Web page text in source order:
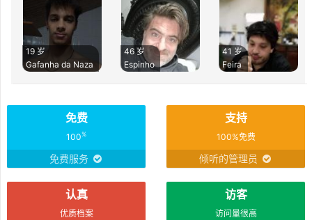
19 岁
Gafanha da Naza
46 岁
Espinho
41 岁
Feira
免费
100%
免费服务
支持
100%免费
倾听的管理员
认真
优质档案
访客
访问量很高